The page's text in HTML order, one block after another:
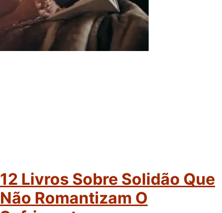
12 Livros Sobre Solidão Que
Não Romantizam O